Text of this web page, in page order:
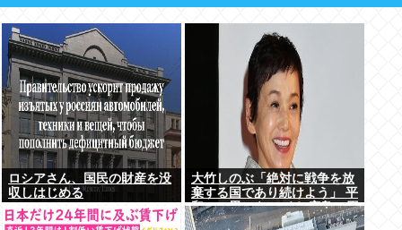
ロシアさん、国民の財産を没
収しはじめる
大竹しのぶ「絶対に戦争を放
棄する国であり続けよう」 平
和への思いをつづる 広島に原
爆が投下されてから81年